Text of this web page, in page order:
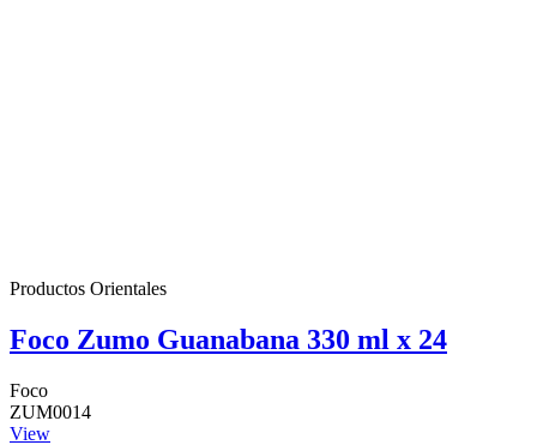
Productos Orientales
Foco Zumo Guanabana 330 ml x 24
Foco
ZUM0014
View